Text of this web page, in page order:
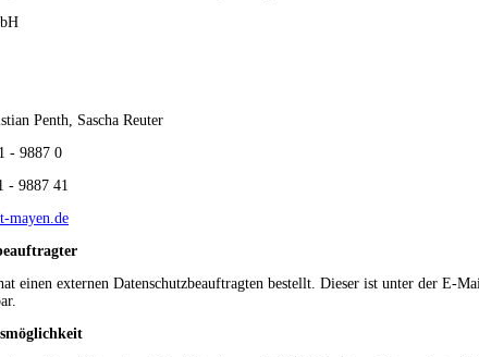
Penth, Sascha Reuter
- 9887 0
- 9887 41
mayen.de
einen externen Datenschutzbeauftragten bestellt. Dieser ist unter der E-